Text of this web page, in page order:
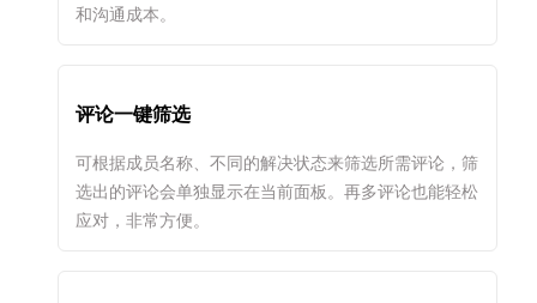
和沟通成本。
评论一键筛选
可根据成员名称、不同的解决状态来筛选所需评论，筛
选出的评论会单独显示在当前面板。再多评论也能轻松
应对，非常方便。